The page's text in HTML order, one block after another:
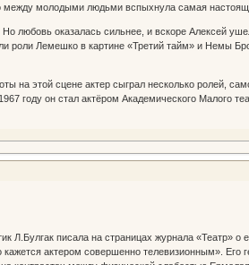
между молодыми людьми вспыхнула самая
любовь оказалась сильнее, и вскоре Алексей
роли Лемешко в картине «Третий тайм» и Немы
на этой сцене актер сыграл несколько ролей,
году он стал актёром Академического Малого
Л.Булгак писала на страницах журнала «Театр» о
актером совершенно телевизионным». Его